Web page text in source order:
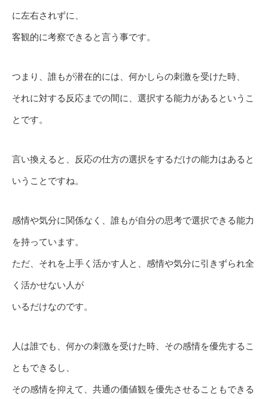
に左右されずに、
客観的に考察できると言う事です。
つまり、誰もが潜在的には、何かしらの刺激を受けた時、
それに対する反応までの間に、選択する能力があるというこ
とです。
言い換えると、反応の仕方の選択をするだけの能力はあると
いうことですね。
感情や気分に関係なく、誰もが自分の思考で選択できる能力
を持っています。
ただ、それを上手く活かす人と、感情や気分に引きずられ全
く活かせない人が
いるだけなのです。
人は誰でも、何かの刺激を受けた時、その感情を優先するこ
ともできるし、
その感情を抑えて、共通の価値観を優先させることもできる